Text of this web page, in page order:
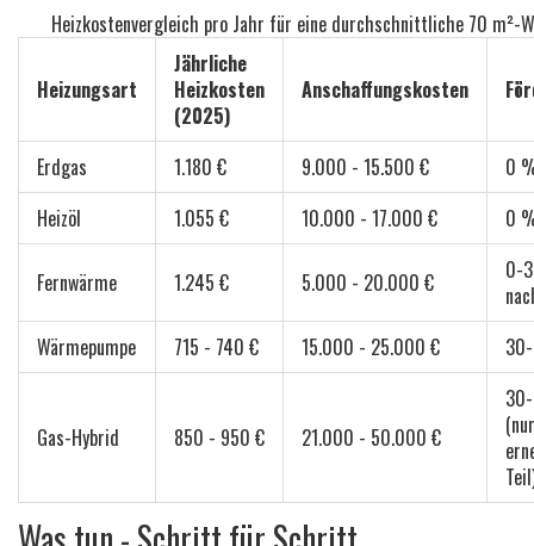
Heizkostenvergleich pro Jahr für eine durchschnittliche 70 m²-
Heizungsart
Jährliche
Heizkosten
(2025)
Anschaffungskosten
Erdgas 1.180 € 9.000 - 15.500 €
0
Heizöl
1.055 € 10.000 - 17.000 € 0
Fernwärme 1.245 € 5.000 - 20.000 €
0-
Wärmepumpe
715 - 740 € 15.000 - 25.000 €
Gas-Hybrid 850 - 950 € 21.000 - 50.000 €
(nur